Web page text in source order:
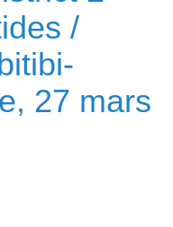
/
27 mars